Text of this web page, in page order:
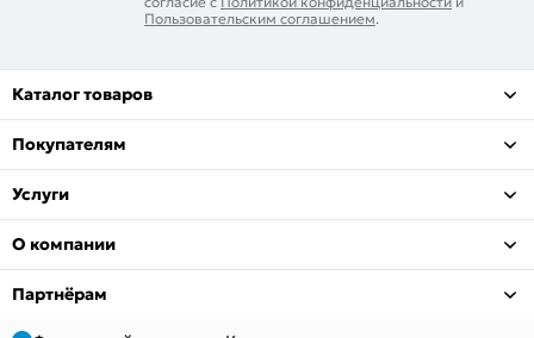
Пользовательским соглашением.
Каталог товаров
Покупателям
Услуги
О компании
Партнёрам